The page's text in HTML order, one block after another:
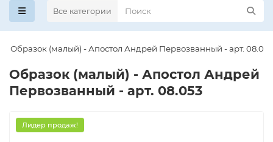
Все категории
Образок (малый) - Апостол Андрей Первозванный - арт. 08.053
Образок (малый) - Апостол Андрей
Первозванный - арт. 08.053
Лидер продаж!